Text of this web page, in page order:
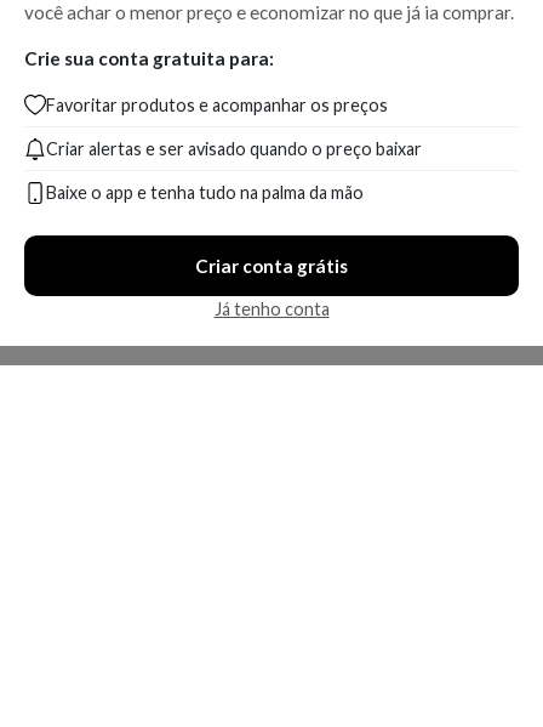
você achar o menor preço e economizar no que já ia comprar.
Crie sua conta gratuita para:
Favoritar produtos e acompanhar os preços
Criar alertas e ser avisado quando o preço baixar
Baixe o app e tenha tudo na palma da mão
Criar conta grátis
Já tenho conta